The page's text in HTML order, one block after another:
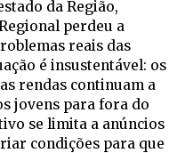
da Região,
perdeu a
reais das
é insustentável: os
rendas continuam a
jovens para fora do
se limita a anúncios
condições para que